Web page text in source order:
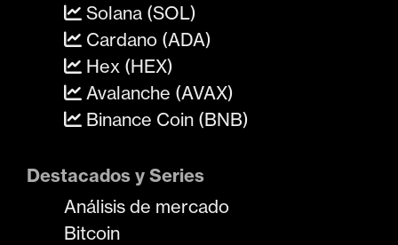
Solana (SOL)
Cardano (ADA)
Hex (HEX)
Avalanche (AVAX)
Binance Coin (BNB)
Destacados y Series
Análisis de mercado
Bitcoin